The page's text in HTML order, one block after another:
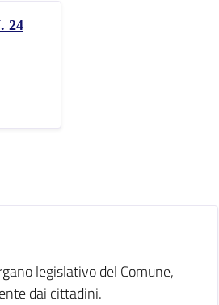
24
legislativo del Comune,
dai cittadini.